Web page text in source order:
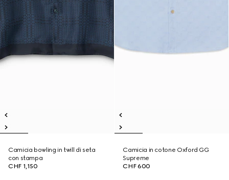
Camicia bowling in twill di seta
con stampa
CHF 1,150
Camicia in cotone Oxford GG
Supreme
CHF 600